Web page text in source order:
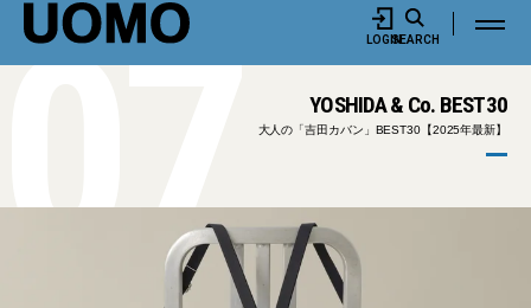
LOGINSEARCH
YOSHIDA & Co. BEST30
大人の「吉田カバン」BEST30【2025年最新】
07